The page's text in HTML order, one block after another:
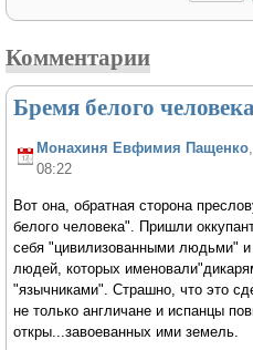
Комментарии
Бремя белого
Монахиня Евфимия Пащенко
08:22
Вот она, обратная сторона
белого человека". Пришли
себя "цивилизованными людьми" и
людей, которых
"язычниками". Страшно, что это
не только англичане и испанцы
откры...завоеванных ими земель.